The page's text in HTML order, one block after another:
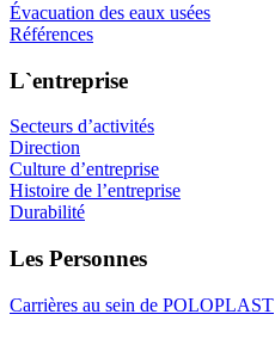
Évacuation des eaux usées
Références
L`entreprise
Secteurs d’activités
Direction
Culture d’entreprise
Histoire de l’entreprise
Durabilité
Les Personnes
Carrières au sein de POLOPLAST